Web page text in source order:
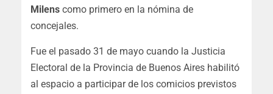
Milens como primero en la nómina de
concejales.
Fue el pasado 31 de mayo cuando la Justicia
Electoral de la Provincia de Buenos Aires habilitó
al espacio a participar de los comicios previstos